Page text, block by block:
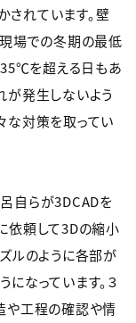
れています。壁
場での冬期の最低
を超える日もあ
が発生しないよう
な対策を取ってい
自らが3DCADを
依頼して3Dの縮小
ルのように各部が
なっています。３
や工程の確認や情